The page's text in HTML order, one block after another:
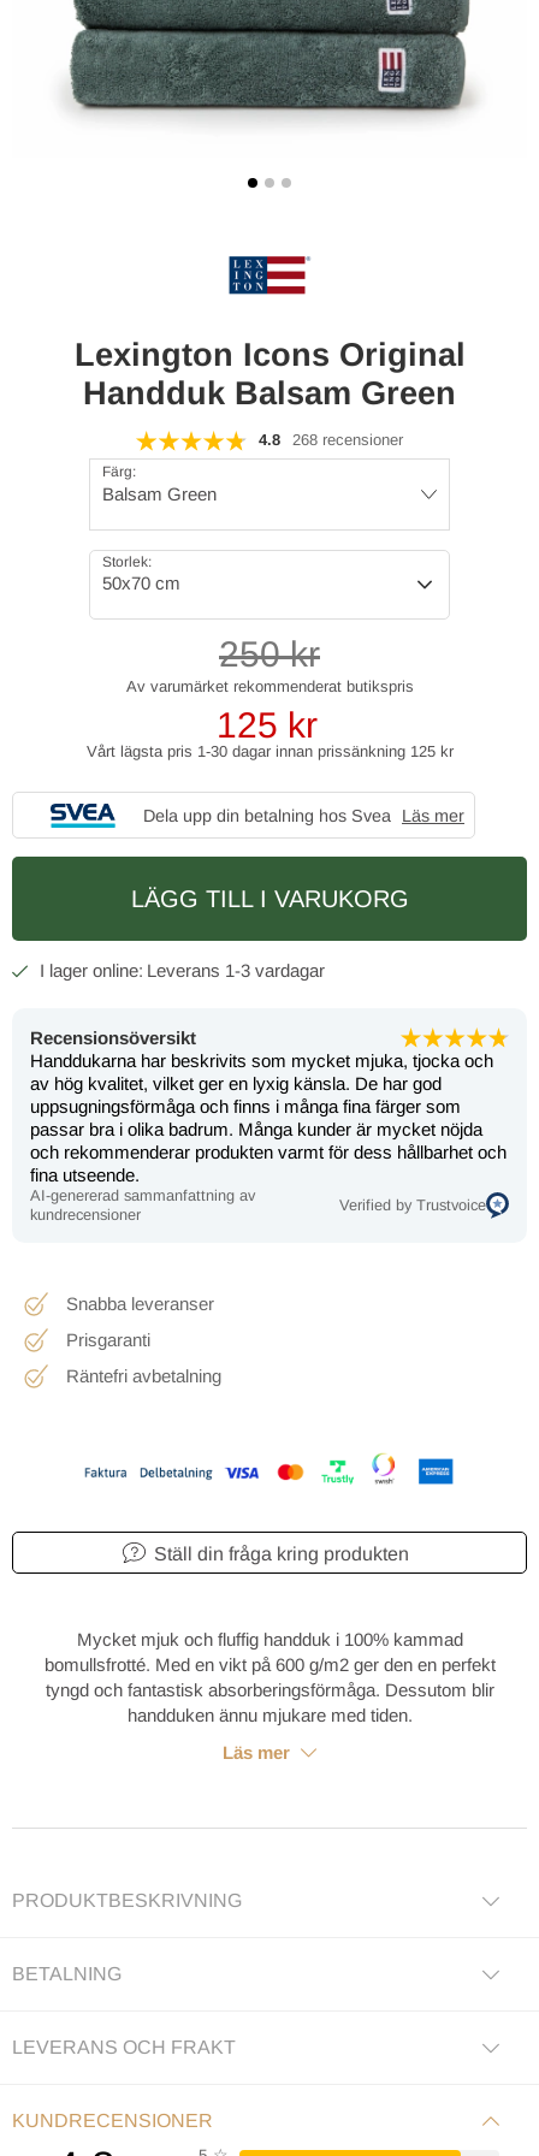
Lexington Icons Original
Handduk Balsam Green
4.8 268 recensioner
Färg:
Balsam Green
Storlek:
50x70 cm
250kr
125 kr
Vårt lägsta pris 1-30 dagar innan prissänkning 125 kr
Dela upp din betalning hos Svea Läs mer
LÄGG TILL I VARUKORG
1-3 vardagar
Recensionsöversikt
Handdukarna har beskrivits som mycket mjuka, tjocka och
av hög kvalitet, vilket ger en lyxig känsla. De har god
uppsugningsförmåga och finns i många fina färger som
passar bra i olika badrum. Många kunder är mycket nöjda
och rekommenderar produkten varmt för dess hållbarhet och
fina utseende.
AI-genererad sammanfattning av
kundrecensioner
Verified by Trustvoice
Snabba leveranser
Prisgaranti
Räntefri avbetalning
Ställ din fråga kring produkten
Mycket mjuk och fluffig handduk i 100% kammad
bomullsfrotté. Med en vikt på 600 g/m2 ger den en perfekt
tyngd och fantastisk absorberingsförmåga. Dessutom blir
handduken ännu mjukare med tiden.
Läs mer
PRODUKTBESKRIVNING
BETALNING
LEVERANS OCH FRAKT
KUNDRECENSIONER